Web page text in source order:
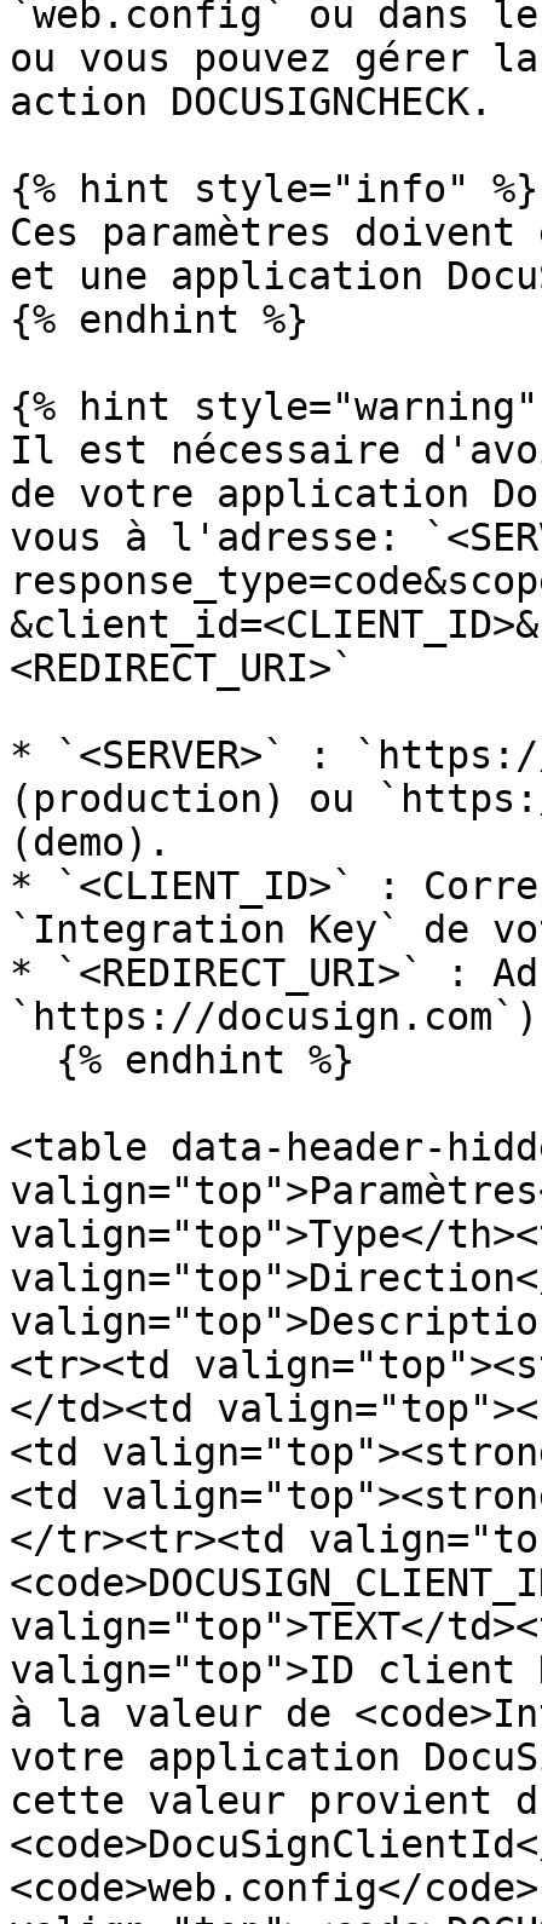
`web.config` ou dans
ou vous pouvez gérer
action DOCUSIGNCHECK.
{% hint style="info" %}
Ces paramètres
et une application
{% endhint %}
{% hint style="warning"
Il est nécessaire
de votre application
vous à l'adresse:
<REDIRECT_URI>`
* `<SERVER>` :
(production) ou
(demo).
* `<CLIENT_ID>` :
`Integration Key` de
* `<REDIRECT_URI>`
`https://docusign.com`)
<table data-header-
valign="top">Type</
<tr><td
</td><td
<td
<td
</tr><tr><td
valign="top">TEXT</
valign="top">ID client
à la valeur de
votre application
cette valeur provient
<code>web.config</